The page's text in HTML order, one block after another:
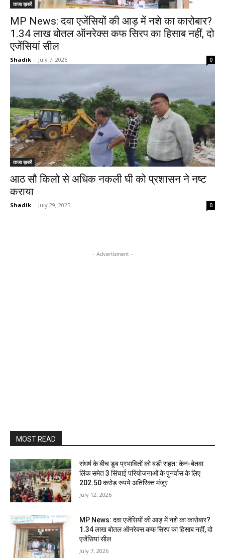
ताजा ख़बरें
MP News: दवा एजेंसियों की आड़ में नशे का कारोबार?
1.34 लाख बोतल ऑनरेक्स कफ सिरप का हिसाब नहीं, दो
एजेंसियां सील
Shadik - July 7, 2026 0
ताजा ख़बरें
आठ सौ किलो से अधिक नकली घी को प्रशासन ने नष्ट
कराया
Shadik - July 29, 2025 0
- Advertisment -
MOST READ
संघर्ष के बीच डूब प्रभावितों को बड़ी राहत: केन-बेतवा
लिंक समेत 3 सिंचाई परियोजनाओं के पुनर्वास के लिए
202.50 करोड़ रुपये अतिरिक्त मंजूर
July 12, 2026
MP News: दवा एजेंसियों की आड़ में नशे का कारोबार?
1.34 लाख बोतल ऑनरेक्स कफ सिरप का हिसाब नहीं, दो
एजेंसियां सील
July 7, 2026